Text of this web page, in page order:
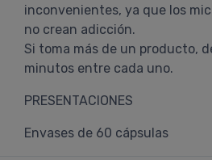
inconvenientes, ya que los
no crean adicción.
Si toma más de un producto,
minutos entre cada uno.
PRESENTACIONES
Envases de 60 cápsulas